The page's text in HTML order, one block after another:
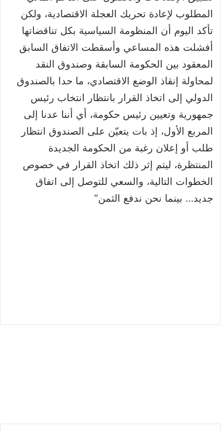
المطلوب لإعادة تحريك العجلة الاقتصادية، ولكن
تأكد اليوم أن المنظومة السياسية بكل تناقضاتها
أفشلت هذه المساعي وأسقطت الاتفاق السابق
المعقود بين الحكومة السابقة وصندوق النقد
لمحاولة إنقاذ الوضع الاقتصادي، ما حدا بالصندوق
الدولي إلى اتخاذ القرار بانتظار انتخاب رئيس
جمهورية وتعيين رئيس حكومة، أي أننا عدنا إلى
المربع الأول، إذ بات يتعيّن على الصندوق انتظار
طلب أو إعلان رغبة من الحكومة الجديدة
المنتظرة، ليتم إثر ذلك اتخاذ القرار في خصوص
الخطوات التالية، والسعي للتوصل إلى اتفاق
جديد… بينما نحن ندفع الثمن”